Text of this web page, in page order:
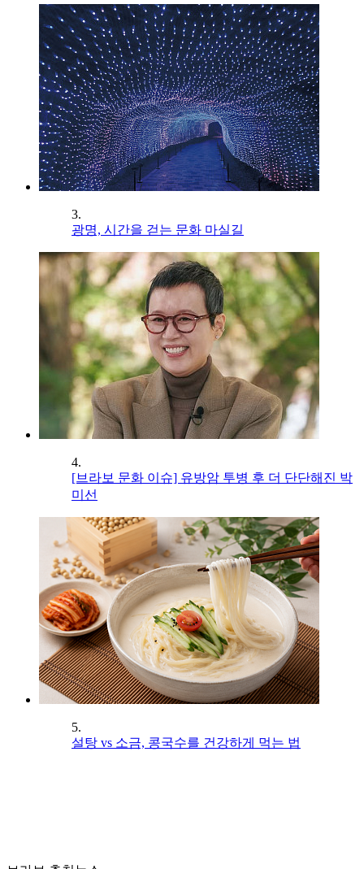
3.
광명, 시간을 걷는 문화 마실길
4.
[브라보 문화 이슈] 유방암 투병 후 더 단단해진 박
미선
5.
설탕 vs 소금, 콩국수를 건강하게 먹는 법